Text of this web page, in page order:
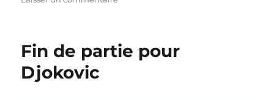
en
jaune
Fin de partie pour
Djokovic